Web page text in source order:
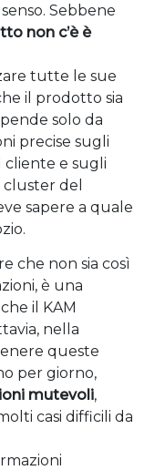
Sebbene
non c’è è
tutte le sue
il prodotto sia
solo da
precise sugli
cliente e sugli
del
sapere a quale
che non sia così
è una
il KAM
nella
queste
per giorno,
mutevoli,
casi difficili da